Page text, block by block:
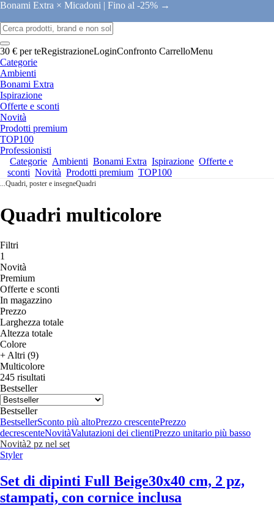
Bonami Extra × Micadoni | Fino al -25% →
30 € per teRegistrazioneLoginConfronto CarrelloMenu
Categorie
Ambienti
Bonami Extra
Ispirazione
Offerte e sconti
Novità
Prodotti premium
TOP100
Professionisti
Categorie Ambienti Bonami Extra Ispirazione Offerte e
sconti Novità Prodotti premium TOP100
...Quadri, poster e insegneQuadri
Quadri multicolore
Filtri
1
Novità
Premium
Offerte e sconti
In magazzino
Prezzo
Larghezza totale
Altezza totale
Colore
+ Altri (9)
Multicolore
245 risultati
Bestseller
Bestseller
BestsellerSconto più altoPrezzo crescentePrezzo
decrescenteNovitàValutazioni dei clientiPrezzo unitario più basso
Novità2 pz nel set
Styler
Set di dipinti Full Beige30x40 cm, 2 pz,
stampati, con cornice inclusa